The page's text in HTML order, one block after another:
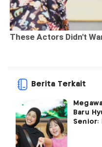
Berita Terkait
Baru
Senior: